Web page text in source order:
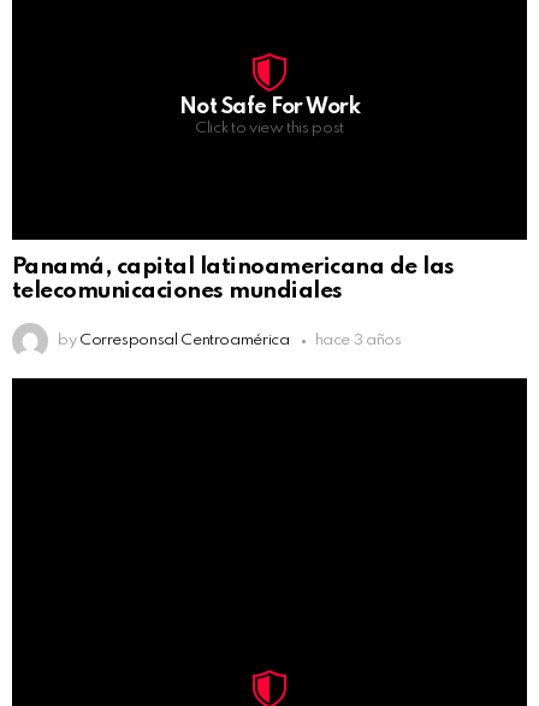
Not Safe For Work
Click to view this post
Panamá, capital latinoamericana de las
telecomunicaciones mundiales
by Corresponsal Centroamérica hace 3 años